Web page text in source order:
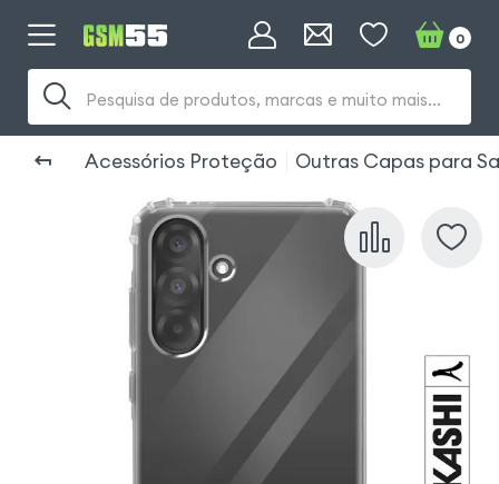
Pesquisa de produtos, marcas e muito mais...
0
Acessórios Proteção Outras Capas para